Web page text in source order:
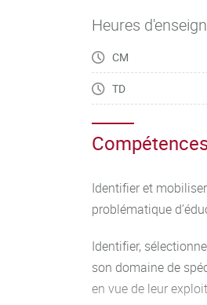
Heures
CM
TD
Identifier et
problématique
Identifier,
son domaine de
en vue de leur